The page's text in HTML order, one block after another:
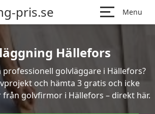
pris.se Menu
Hällefors
golvläggare i Hällefors?
och hämta 3 gratis och icke
golvfirmor i Hällefors – direkt här.